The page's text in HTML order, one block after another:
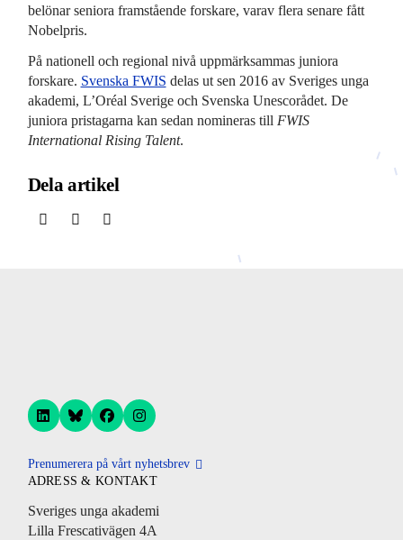
belönar seniora framstående forskare, varav flera senare fått
Nobelpris.
På nationell och regional nivå uppmärksammas juniora
forskare. Svenska FWIS delas ut sen 2016 av Sveriges unga
akademi, L’Oréal Sverige och Svenska Unescorådet. De
juniora pristagarna kan sedan nomineras till FWIS
International Rising Talent.
Dela artikel
Prenumerera på vårt nyhetsbrev
ADRESS & KONTAKT
Sveriges unga akademi
Lilla Frescativägen 4A